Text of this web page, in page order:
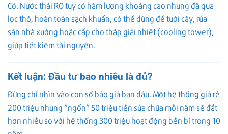
Có. Nước thải RO tuy có hàm lượng khoáng cao nhưng đã qua
lọc thô, hoàn toàn sạch khuẩn, có thể dùng để tưới cây, rửa
sàn nhà xưởng hoặc cấp cho tháp giải nhiệt (cooling tower),
giúp tiết kiệm tài nguyên.
Kết luận: Đầu tư bao nhiêu là đủ?
Đừng chỉ nhìn vào con số báo giá ban đầu. Một hệ thống giá rẻ
200 triệu nhưng “ngốn” 50 triệu tiền sửa chữa mỗi năm sẽ đắt
hơn nhiều so với hệ thống 300 triệu hoạt động bền bỉ trong 10